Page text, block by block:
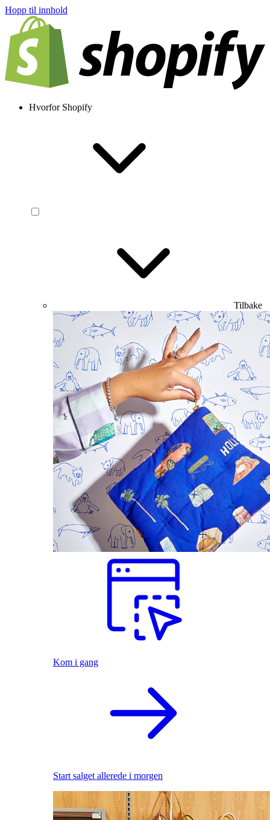
Hopp til innhold
Hvorfor Shopify
Tilbake
Kom i gang
Start salget allerede i morgen